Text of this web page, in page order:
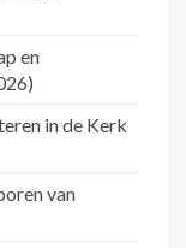
en
in de Kerk
van